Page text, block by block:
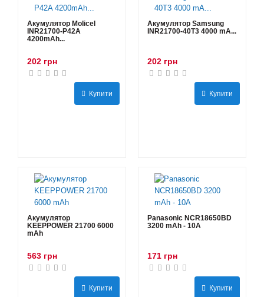
Акумулятор Molicel
INR21700-P42A
4200mAh...
202 грн
Купити
Акумулятор Samsung
INR21700-40T3 4000 mA...
202 грн
Купити
Акумулятор
KEEPPOWER 21700 6000
mAh
563 грн
Купити
Panasonic NCR18650BD
3200 mAh - 10А
171 грн
Купити